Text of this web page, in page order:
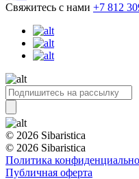
Свяжитесь с нами +7 812
© 2026 Sibaristica
© 2026 Sibaristica
Политика
Публичная оферта